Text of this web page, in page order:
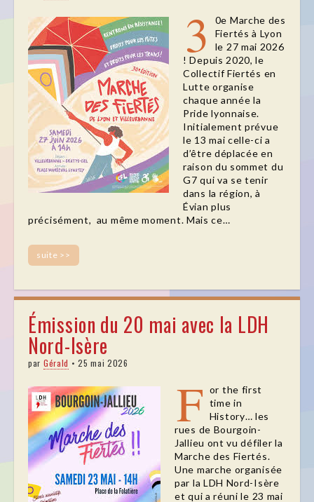
3
0e Marche des
Fiertés à Lyon
le 27 mai 2026
! Depuis 2020, le
Collectif Fiertés en
Lutte organise
chaque année la
Pride lyonnaise.
Initialement prévue
le 13 mai celle-ci a
d’être déplacée en
raison du sommet du
G7 qui va se tenir
dans la région, à
Évian plus
précisément, au même moment. Mais ce…
suite >>
Émission du 20 mai avec la LDH
Nord-Isère
par Gérald •25 mai 2026
F or the first
time in
History… les
rues de Bourgoin-
Jallieu ont vu défiler la
Marche des Fiertés.
Une marche organisée
par la LDH Nord-Isère
et qui a réuni le 23 mai